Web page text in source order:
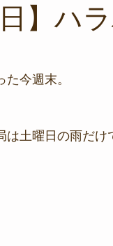
日】ハ
今週末。
は土曜日の雨だ